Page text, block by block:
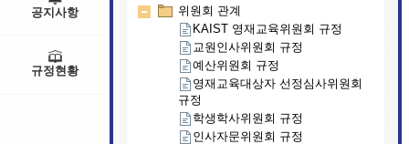
공지사항
규정현황
위원회 관계
KAIST 영재교육위원회 규정
교원인사위원회 규정
예산위원회 규정
영재교육대상자 선정심사위원회
규정
학생학사위원회 규정
인사자문위원회 규정